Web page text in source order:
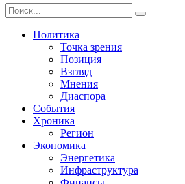
Политика
Точка зрения
Позиция
Взгляд
Мнения
Диаспора
События
Хроника
Регион
Экономика
Энергетика
Инфраструктура